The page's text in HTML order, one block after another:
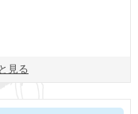
見る